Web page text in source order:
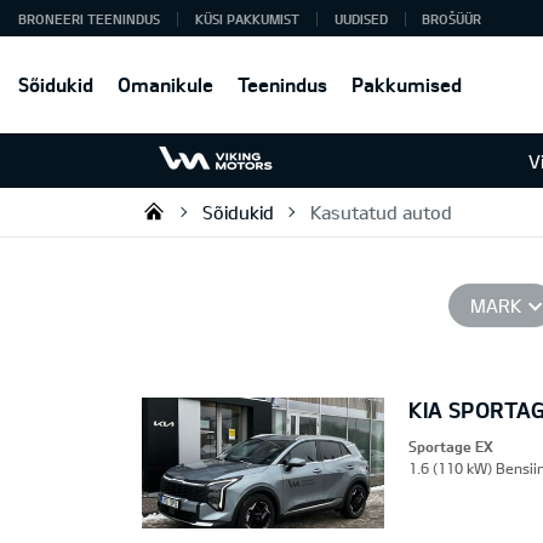
Sõidukid Omanikule Teenindus Pakkumised
BRONEERI TEENINDUS KÜSI PAKKUMIST UUDISED BROŠÜÜR
Viking Motors - Kia müük,
Sõidukid Kasutatud autod
MARK
KIA
Sportage EX
1.6 (110 kW)